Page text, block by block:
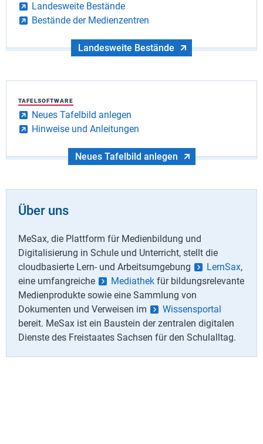
Landesweite Bestände
Bestände der Medienzentren
Landesweite Bestände
TAFELSOFTWARE
Neues Tafelbild anlegen
Hinweise und Anleitungen
Neues Tafelbild anlegen
Über uns
MeSax, die Plattform für Medienbildung und
Digitalisierung in Schule und Unterricht, stellt die
cloudbasierte Lern- und Arbeitsumgebung
LernSax,
eine umfangreiche
Mediathek für bildungsrelevante
Medienprodukte sowie eine Sammlung von
Dokumenten und Verweisen im
Wissensportal
bereit. MeSax ist ein Baustein der zentralen digitalen
Dienste des Freistaates Sachsen für den Schulalltag.